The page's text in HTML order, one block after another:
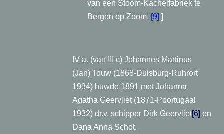
van een Stoom-Kachelfabriek te
Bergen op Zoom. [9] ]
IV a. (van III c) Johannes Martinus
(Jan) Touw (1868-Duisburg-Ruhrort
1934) huwde 1891 met Johanna
Agatha Geervliet (1871-Poortugaal
1932) dr.v. schipper Dirk Geervliet[6] en
Dana Anna Schot.